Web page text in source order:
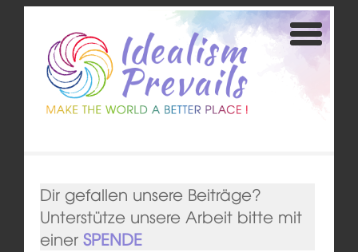
Dir gefallen unsere Beiträge?
Unterstütze unsere Arbeit bitte mit
einer SPENDE